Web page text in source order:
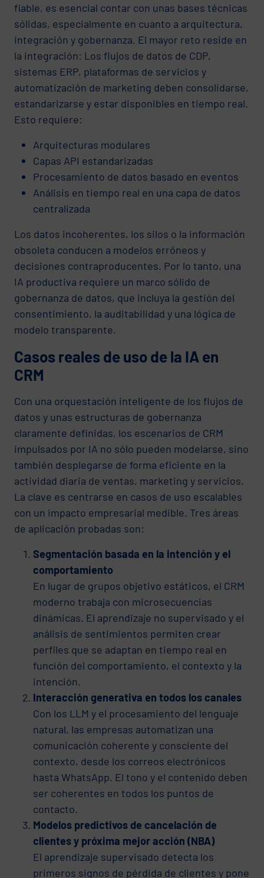
fiable, es esencial contar con unas bases técnicas
sólidas, especialmente en cuanto a arquitectura,
integración y gobernanza. El mayor reto reside en
la integración: Los flujos de datos de CDP,
sistemas ERP, plataformas de servicios y
automatización de marketing deben consolidarse,
estandarizarse y estar disponibles en tiempo real.
Esto requiere:
Arquitecturas modulares
Capas API estandarizadas
Procesamiento de datos basado en eventos
Análisis en tiempo real en una capa de datos
centralizada
Los datos incoherentes, los silos o la información
obsoleta conducen a modelos erróneos y
decisiones contraproducentes. Por lo tanto, una
IA productiva requiere un marco sólido de
gobernanza de datos, que incluya la gestión del
consentimiento, la auditabilidad y una lógica de
modelo transparente.
Casos reales de uso de la IA en
CRM
Con una orquestación inteligente de los flujos de
datos y unas estructuras de gobernanza
claramente definidas, los escenarios de CRM
impulsados por IA no sólo pueden modelarse, sino
también desplegarse de forma eficiente en la
actividad diaria de ventas, marketing y servicios.
La clave es centrarse en casos de uso escalables
con un impacto empresarial medible. Tres áreas
de aplicación probadas son:
Segmentación basada en la intención y el
comportamiento
En lugar de grupos objetivo estáticos, el CRM
moderno trabaja con microsecuencias
dinámicas. El aprendizaje no supervisado y el
análisis de sentimientos permiten crear
perfiles que se adaptan en tiempo real en
función del comportamiento, el contexto y la
intención.
Interacción generativa en todos los canales
Con los LLM y el procesamiento del lenguaje
natural, las empresas automatizan una
comunicación coherente y consciente del
contexto, desde los correos electrónicos
hasta WhatsApp. El tono y el contenido deben
ser coherentes en todos los puntos de
contacto.
Modelos predictivos de cancelación de
clientes y próxima mejor acción (NBA)
El aprendizaje supervisado detecta los
primeros signos de pérdida de clientes y pone